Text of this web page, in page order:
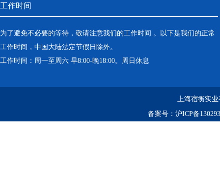
工作时间
为了避免不必要的等待，敬请注意我们的工作时间 。以下是我们的正常
工作时间，中国大陆法定节假日除外。
工作时间：周一至周六 早8:00-晚18:00。周日休息
上海宿衡实
备案号： 沪ICP备